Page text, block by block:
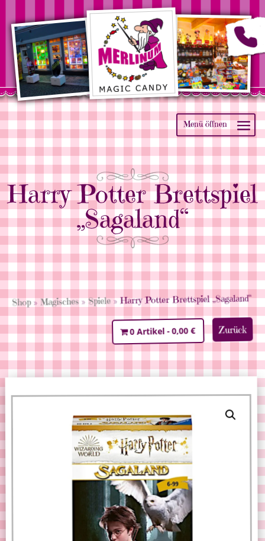
Harry Potter Brettspiel
„Sagaland“
Shop»Magisches»Spiele» Harry Potter Brettspiel „Sagaland“
Zurück
0 Artikel 0,00 €